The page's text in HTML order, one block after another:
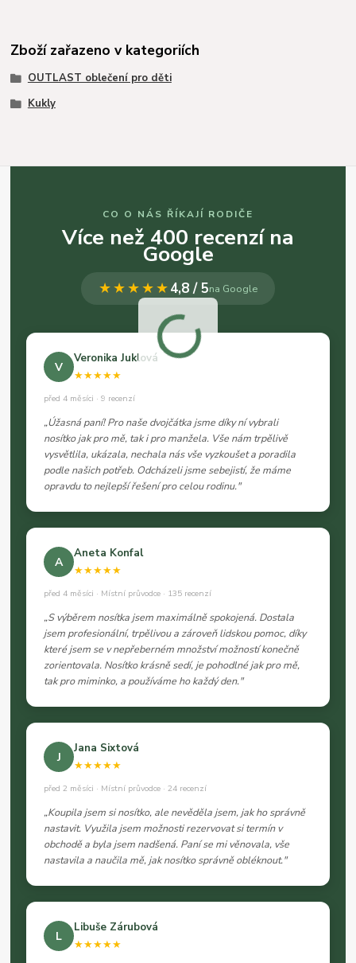
Zboží zařazeno v kategoriích
OUTLAST oblečení pro děti
Kukly
CO O NÁS ŘÍKAJÍ RODIČE
Více než 400 recenzí na
Google
★★★★★4,8 / 5na Google
V
Veronika Juklová
★★★★★
před 4 měsíci · 9 recenzí
„Úžasná paní! Pro naše dvojčátka jsme díky ní vybrali
nosítko jak pro mě, tak i pro manžela. Vše nám trpělivě
vysvětlila, ukázala, nechala nás vše vyzkoušet a poradila
podle našich potřeb. Odcházeli jsme sebejistí, že máme
opravdu to nejlepší řešení pro celou rodinu."
A
Aneta Konfal
★★★★★
před 4 měsíci · Místní průvodce · 135 recenzí
„S výběrem nosítka jsem maximálně spokojená. Dostala
jsem profesionální, trpělivou a zároveň lidskou pomoc, díky
které jsem se v nepřeberném množství možností konečně
zorientovala. Nosítko krásně sedí, je pohodlné jak pro mě,
tak pro miminko, a používáme ho každý den."
J
Jana Sixtová
★★★★★
před 2 měsíci · Místní průvodce · 24 recenzí
„Koupila jsem si nosítko, ale nevěděla jsem, jak ho správně
nastavit. Využila jsem možnosti rezervovat si termín v
obchodě a byla jsem nadšená. Paní se mi věnovala, vše
nastavila a naučila mě, jak nosítko správně obléknout."
L
Libuše Zárubová
★★★★★